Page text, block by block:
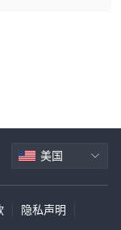
美国
隐私声明